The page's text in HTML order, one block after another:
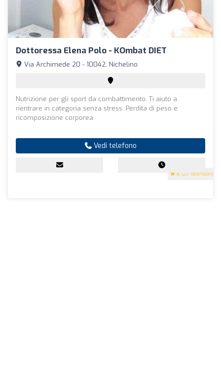
Dottoressa Elena Polo - KOmbat DIET
5 (23 recensioni)
Via Archimede 20 - 10042, Nichelino
Nutrizione per gli sport da combattimento. Ti aiuto a
rientrare in categoria senza stress. Perdita di peso e
ricomposizione corporea.
Vedi telefono